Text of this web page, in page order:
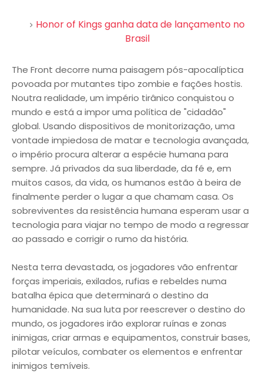
Honor of Kings ganha data de lançamento no
Brasil
The Front decorre numa paisagem pós-apocalíptica
povoada por mutantes tipo zombie e fações hostis.
Noutra realidade, um império tirânico conquistou o
mundo e está a impor uma política de "cidadão"
global. Usando dispositivos de monitorização, uma
vontade impiedosa de matar e tecnologia avançada,
o império procura alterar a espécie humana para
sempre. Já privados da sua liberdade, da fé e, em
muitos casos, da vida, os humanos estão à beira de
finalmente perder o lugar a que chamam casa. Os
sobreviventes da resistência humana esperam usar a
tecnologia para viajar no tempo de modo a regressar
ao passado e corrigir o rumo da história.
Nesta terra devastada, os jogadores vão enfrentar
forças imperiais, exilados, rufias e rebeldes numa
batalha épica que determinará o destino da
humanidade. Na sua luta por reescrever o destino do
mundo, os jogadores irão explorar ruínas e zonas
inimigas, criar armas e equipamentos, construir bases,
pilotar veículos, combater os elementos e enfrentar
inimigos temíveis.